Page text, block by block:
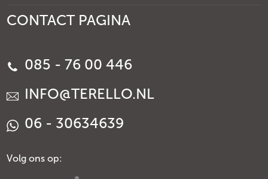
CONTACT PAGINA
085 - 76 00 446
INFO@TERELLO.NL
06 - 30634639
Volg ons op: